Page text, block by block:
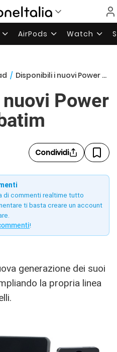
AirPods Watch
/ Disponibili i nuovi Power Pack di Verbatim
Power
Condividi
di commenti realtime tutto
ti basta creare un account
!
generazione dei suoi
la propria linea